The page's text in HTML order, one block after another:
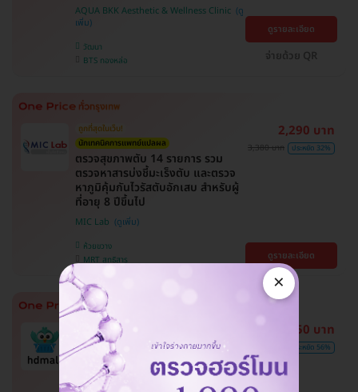
AQUA BKK Aesthetic & Wellness Clinic
วัฒนา
BTS ทองหล่อ
ดูรายละเอียด
จ่ายด้วย QR
ถูกที่สุดในเว็บ!
นักเทคนิคการแพทย์แปลผล
ตรวจสุขภาพตับ 14 รายการ รวม
ตรวจหาสารบ่งชี้มะเร็งตับ และตรวจ
หาภูมิคุ้มกันไวรัสตับอักเสบ สำหรับผู้
ที่อายุ 8 ปีขึ้นไป
MIC Lab
ห้วยขวาง
MRT สุทธิสาร
2,290 บาท
3,380 บาท ประหยัด 32%
ดูรายละเอียด
รวมปรึกษาแพทย์
รวมโปรตรวจภาวะกระดูกพรุนและ
เสริมความแข็งแรงกระดูก เลือกตรวจ
ได้ใกล้บ้าน
1,450 บาท
ประหยัด 56%
×